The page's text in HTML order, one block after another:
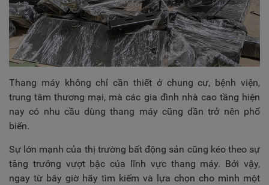
Thang máy không chỉ cần thiết ở chung cư, bệnh viện,
trung tâm thương mại, mà các gia đình nhà cao tầng hiện
nay có nhu cầu dùng thang máy cũng dần trở nên phổ
biến.
Sự lớn mạnh của thị trường bất động sản cũng kéo theo sự
tăng trưởng vượt bậc của lĩnh vực thang máy. Bởi vậy,
ngay từ bây giờ hãy tìm kiếm và lựa chọn cho mình một